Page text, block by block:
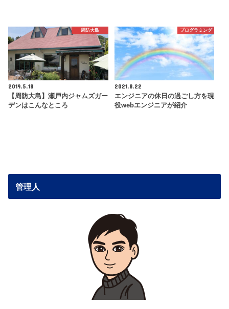
周防大島
2019.5.18
【周防大島】瀬戸内ジャムズガー
デンはこんなところ
プログラミング
2021.8.22
エンジニアの休日の過ごし方を現
役webエンジニアが紹介
管理人